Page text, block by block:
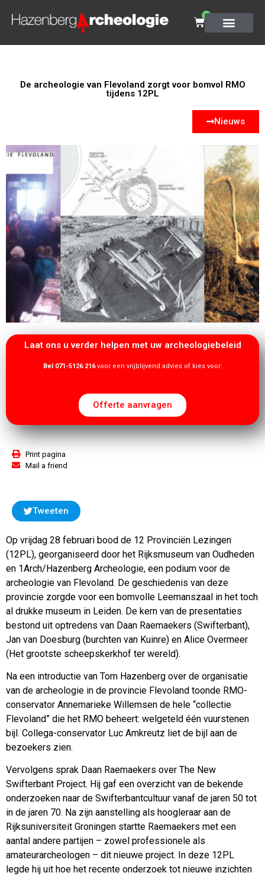
0
De archeologie van Flevoland zorgt voor bomvol RMO
tijdens 12PL
Nieuws
Laat ons u verder helpen met uw archeologiebeleid
Bel 071-5126 216voor een vrijblijvend advies of kies voor:
Offerte aanvragen
Print pagina
Mail a friend
Tweeten
Op vrijdag 28 februari bood de 12 Provinciën Lezingen
(12PL), georganiseerd door het Rijksmuseum van Oudheden
en 1Arch/Hazenberg Archeologie, een podium voor de
archeologie van Flevoland. De geschiedenis van deze
provincie zorgde voor een bomvolle Leemanszaal in het toch
al drukke museum in Leiden. De kern van de presentaties
bestond uit optredens van Daan Raemaekers (Swifterbant),
Jan van Doesburg (burchten van Kuinre) en Alice Overmeer
(Het grootste scheepskerkhof ter wereld).
Na een introductie van Tom Hazenberg over de organisatie
van de archeologie in de provincie Flevoland toonde RMO-
conservator Annemarieke Willemsen de hele “collectie
Flevoland” die het RMO beheert: welgeteld één vuurstenen
bijl. Collega-conservator Luc Amkreutz liet de bijl aan de
bezoekers zien.
Vervolgens sprak Daan Raemaekers over The New
Swifterbant Project. Hij gaf een overzicht van de bekende
onderzoeken naar de Swifterbantcultuur vanaf de jaren 50 tot
in de jaren 70. Na zijn aanstelling als hoogleraar aan de
Rijksuniversiteit Groningen startte Raemaekers met een
aantal andere partijen – zowel professionele als
amateurarcheologen – dit nieuwe project. In deze 12PL
legde hij uit hoe het recente onderzoek tot nieuwe inzichten